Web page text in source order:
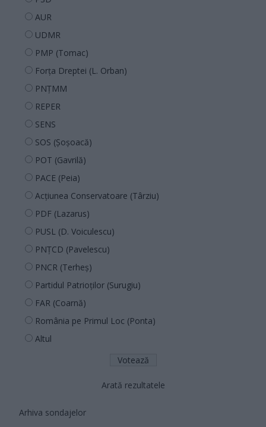
AUR
UDMR
PMP (Tomac)
Forța Dreptei (L. Orban)
PNȚMM
REPER
SENS
SOS (Șoșoacă)
POT (Gavrilă)
PACE (Peia)
Acțiunea Conservatoare (Târziu)
PDF (Lazarus)
PUSL (D. Voiculescu)
PNȚCD (Pavelescu)
PNCR (Terheș)
Partidul Patrioților (Surugiu)
FAR (Coarnă)
România pe Primul Loc (Ponta)
Altul
Arată rezultatele
Arhiva sondajelor